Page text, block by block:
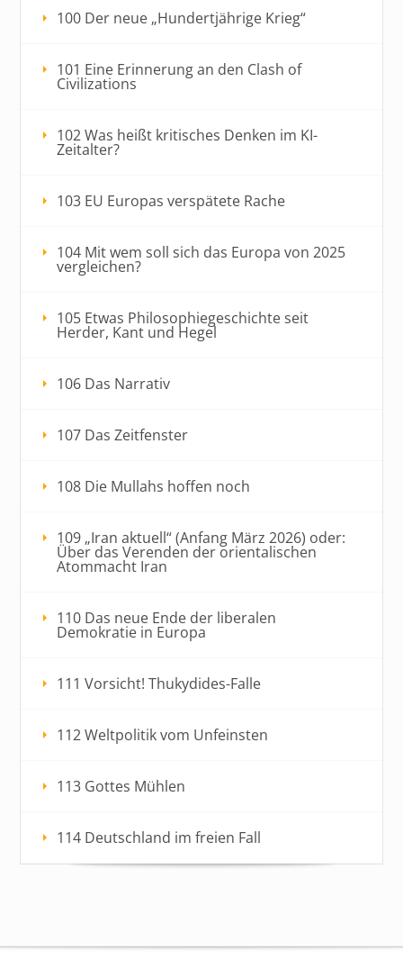
100 Der neue „Hundertjährige Krieg“
101 Eine Erinnerung an den Clash of
Civilizations
102 Was heißt kritisches Denken im KI-
Zeitalter?
103 EU Europas verspätete Rache
104 Mit wem soll sich das Europa von 2025
vergleichen?
105 Etwas Philosophiegeschichte seit
Herder, Kant und Hegel
106 Das Narrativ
107 Das Zeitfenster
108 Die Mullahs hoffen noch
109 „Iran aktuell“ (Anfang März 2026) oder:
Über das Verenden der orientalischen
Atommacht Iran
110 Das neue Ende der liberalen
Demokratie in Europa
111 Vorsicht! Thukydides-Falle
112 Weltpolitik vom Unfeinsten
113 Gottes Mühlen
114 Deutschland im freien Fall